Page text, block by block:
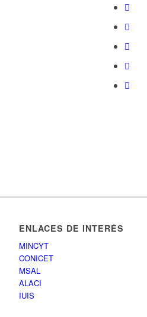
ENLACES DE INTERÉS
MINCYT
CONICET
MSAL
ALACI
IUIS